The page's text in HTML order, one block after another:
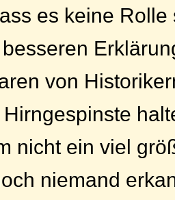
es keine Rolle
von
nicht ein viel
niemand